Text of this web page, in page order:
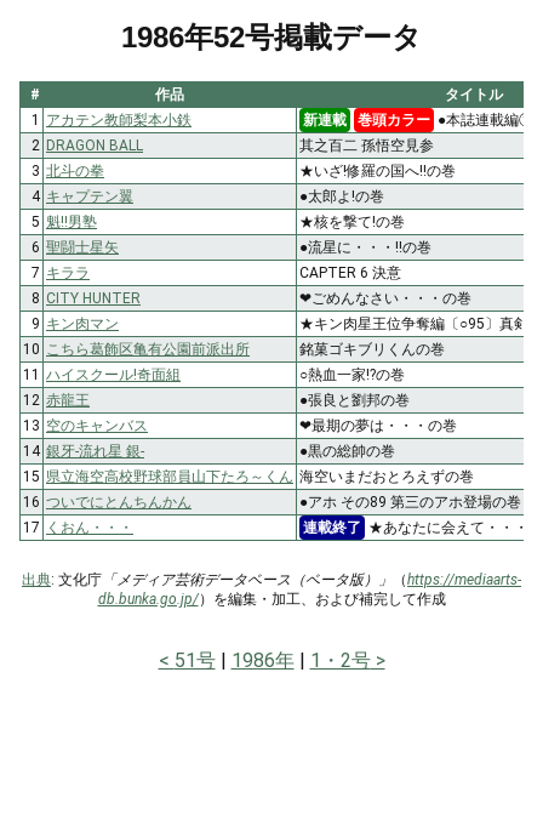
1986年52号掲載データ
# 作品
タイトル
1
アカテン教師梨本小鉄 新連載 巻頭カラー ●本誌連載編①
2 DRAGON BALL
其之百二 孫悟空見参
3 北斗の拳
★いざ!修羅の国へ!!の巻
4 キャプテン翼
●太郎よ!の巻
5 魁!!男塾
★核を撃て!の巻
6 聖闘士星矢
●流星に・・・!!の巻
7 キララ
CAPTER 6 決意
8 CITY HUNTER
❤ごめんなさい・・・の巻
9 キン肉マン
★キン肉星王位争奪編〔○95〕真剣
10
こちら葛飾区亀有公園前派出所
銘菓ゴキブリくんの巻
11 ハイスクール!奇面組
○熱血一家!?の巻
12 赤龍王
●張良と劉邦の巻
13 空のキャンバス
❤最期の夢は・・・の巻
14 銀牙-流れ星 銀-
●黒の総帥の巻
15 県立海空高校野球部員山下たろ～くん 海空いまだおとろえずの巻
16 ついでにとんちんかん
●アホ その89 第三のアホ登場の巻
17
くおん・・・ 連載終了 ★あなたに会えて・・・
出典: 文化庁 「メディア芸術データベース（ベータ版）」 （https://mediaarts-
db.bunka.go.jp/）を編集・加工、および補完して作成
51号 1986年 1・2号